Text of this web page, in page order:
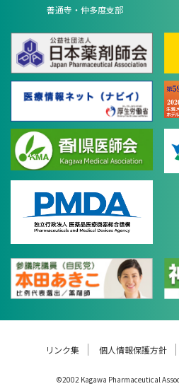
善通寺・仲多度支部
リンク集 個人情報保護方針
©2002 Kagawa Pharmaceutical